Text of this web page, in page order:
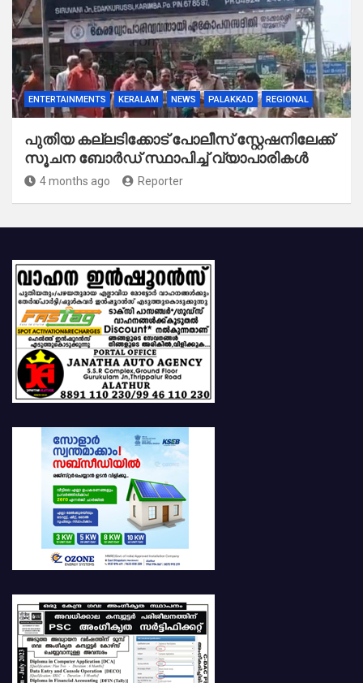
ENTERTAINMENTS KERALAM NEWS PALAKKAD REGIONAL
പുതിയ കല്ലടിക്കോട് പോലീസ് സ്റ്റേഷനിലേക്ക്
സൂചന ബോർഡ് സ്ഥാപിച്ച് വ്യാപാരികൾ
4 months ago Reporter